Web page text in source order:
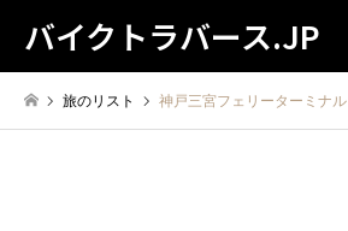
バイクトラバース.JP
旅のリスト 神戸三宮フェリーターミナル